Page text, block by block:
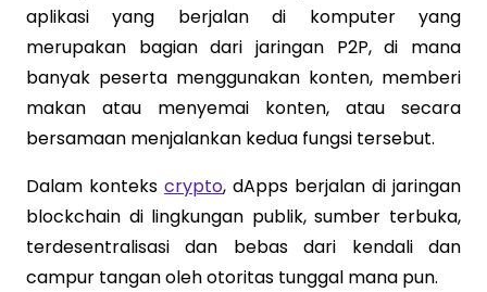
aplikasi yang berjalan di komputer yang
merupakan bagian dari jaringan P2P, di mana
banyak peserta menggunakan konten, memberi
makan atau menyemai konten, atau secara
bersamaan menjalankan kedua fungsi tersebut.
Dalam konteks crypto, dApps berjalan di jaringan
blockchain di lingkungan publik, sumber terbuka,
terdesentralisasi dan bebas dari kendali dan
campur tangan oleh otoritas tunggal mana pun.